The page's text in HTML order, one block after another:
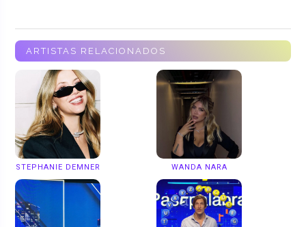
ARTISTAS RELACIONADOS
STEPHANIE DEMNER WANDA NARA